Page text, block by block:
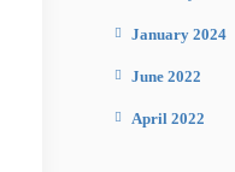
January 2024
June 2022
April 2022